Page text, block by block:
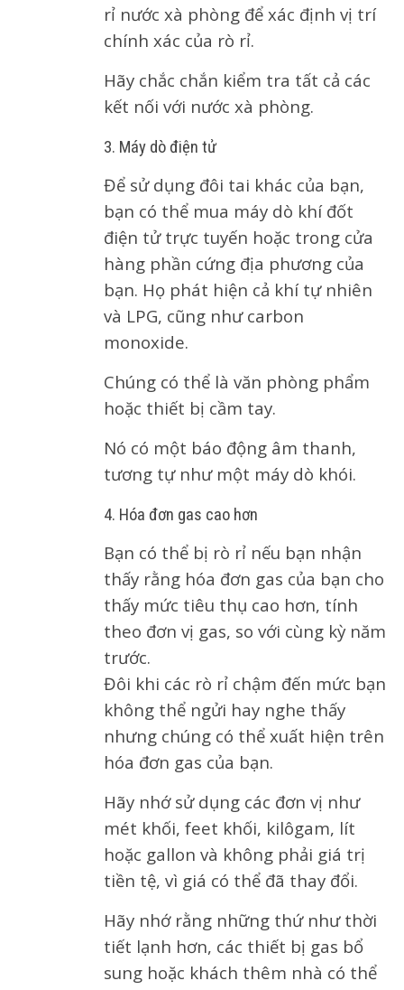
rỉ nước xà phòng để xác định vị trí
chính xác của rò rỉ.
Hãy chắc chắn kiểm tra tất cả các
kết nối với nước xà phòng.
3. Máy dò điện tử
Để sử dụng đôi tai khác của bạn,
bạn có thể mua máy dò khí đốt
điện tử trực tuyến hoặc trong cửa
hàng phần cứng địa phương của
bạn. Họ phát hiện cả khí tự nhiên
và LPG, cũng như carbon
monoxide.
Chúng có thể là văn phòng phẩm
hoặc thiết bị cầm tay.
Nó có một báo động âm thanh,
tương tự như một máy dò khói.
4. Hóa đơn gas cao hơn
Bạn có thể bị rò rỉ nếu bạn nhận
thấy rằng hóa đơn gas của bạn cho
thấy mức tiêu thụ cao hơn, tính
theo đơn vị gas, so với cùng kỳ năm
trước.
Đôi khi các rò rỉ chậm đến mức bạn
không thể ngửi hay nghe thấy
nhưng chúng có thể xuất hiện trên
hóa đơn gas của bạn.
Hãy nhớ sử dụng các đơn vị như
mét khối, feet khối, kilôgam, lít
hoặc gallon và không phải giá trị
tiền tệ, vì giá có thể đã thay đổi.
Hãy nhớ rằng những thứ như thời
tiết lạnh hơn, các thiết bị gas bổ
sung hoặc khách thêm nhà có thể